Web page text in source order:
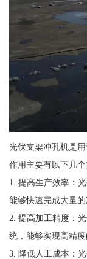
光伏支架冲孔机是
作用主要有以下几个
1. 提高生产效率：
能够快速完成大量
2. 提高加工精度：
统，能够实现高精
3. 降低人工成本：